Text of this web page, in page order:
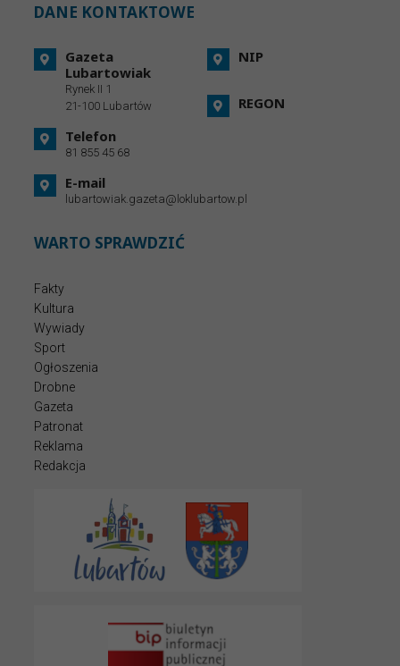
DANE KONTAKTOWE
Gazeta
Lubartowiak
Rynek II 1
21-100 Lubartów
Telefon
81 855 45 68
E-mail
lubartowiak.gazeta@loklubartow.pl
NIP
REGON
WARTO SPRAWDZIĆ
Fakty
Kultura
Wywiady
Sport
Ogłoszenia
Drobne
Gazeta
Patronat
Reklama
Redakcja